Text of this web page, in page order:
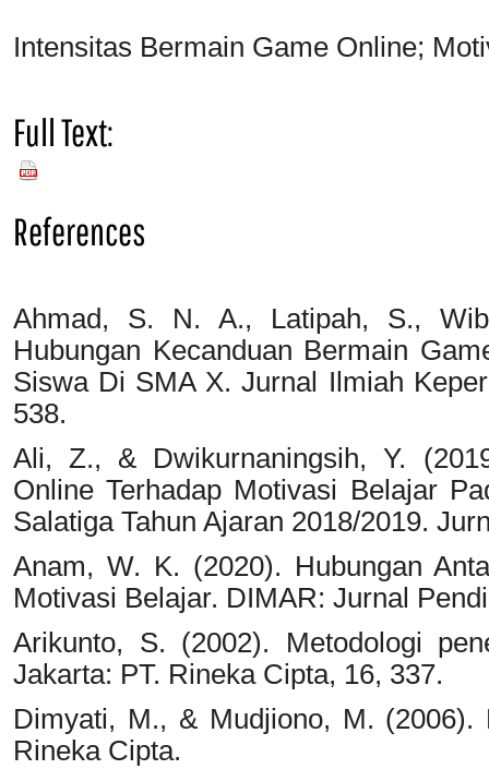
Intensitas Bermain Game Online;
Full Text:
PDF
References
Ahmad, S. N. A., Latipah, S.,
Hubungan Kecanduan Bermain
Siswa Di SMA X. Jurnal Ilmiah
538.
Ali, Z., & Dwikurnaningsih, Y.
Online Terhadap Motivasi Belajar
Salatiga Tahun Ajaran 2018/2019.
Anam, W. K. (2020). Hubungan
Motivasi Belajar. DIMAR: Jurnal
Arikunto, S. (2002). Metodologi
Jakarta: PT. Rineka Cipta, 16, 337.
Dimyati, M., & Mudjiono, M. (2006).
Rineka Cipta.